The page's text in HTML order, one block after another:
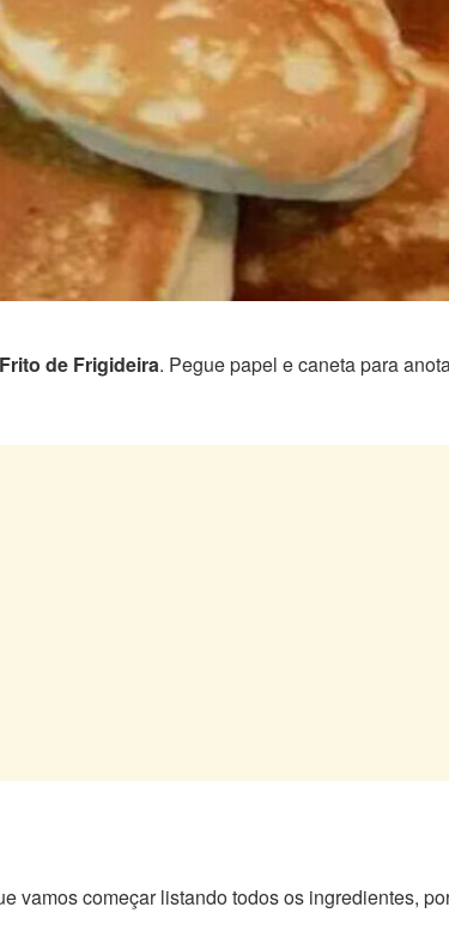
de Frigideira. Pegue papel e caneta para
vamos começar listando todos os ingredientes,